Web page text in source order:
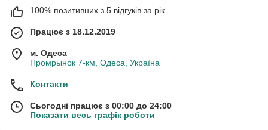
100% позитивних з 5 відгуків за рік
Працює з 18.12.2019
м. Одеса
Промрынок 7-км, Одеса, Україна
Контакти
Сьогодні працює з 00:00 до 24:00
Показати весь графік роботи